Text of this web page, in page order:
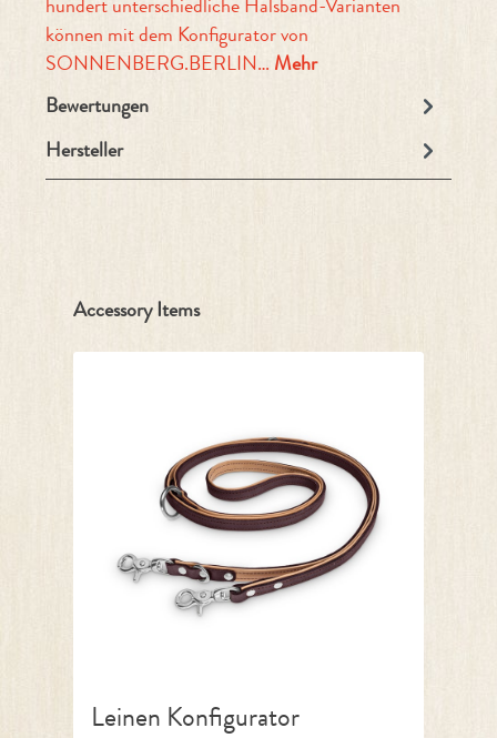
hundert unterschiedliche Halsband-Varianten
können mit dem Konfigurator von
SONNENBERG.BERLIN… Mehr
Bewertungen
Hersteller
Produktgalerie überspringen
Accessory Items
Leinen Konfigurator